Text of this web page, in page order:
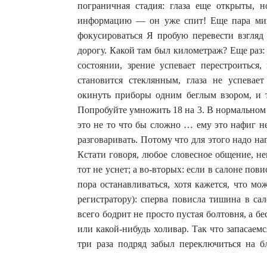
пограничная стадия: глаза еще открыты,
информацию — он уже спит! Еще пара
фокусироваться Я пробую перевести
дорогу. Какой там был километраж? Еще
состоянии, зрение успевает
становится стеклянным, глаза не
окинуть приборы одним беглым взором, и
Попробуйте умножить 18 на 3. В
это не то что бы сложно … ему это нафиг
разговаривать. Потому что для этого надо
Кстати говоря, любое словесное общение,
тот не уснет; а во-вторых: если в салоне
пора останавливаться, хотя кажется, что
регистратору): сперва повисла тишина в
всего бодрит не просто пустая болтовня, а
или какой-нибудь холивар. Так что
три раза подряд забыл переключиться